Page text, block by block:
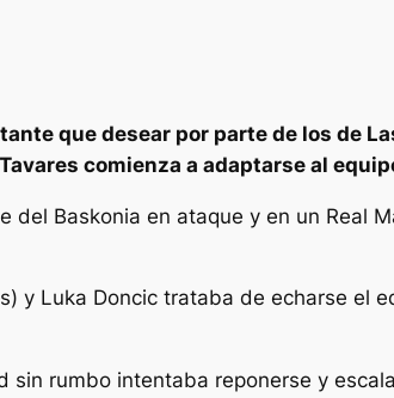
que desear por parte de los de
comienza a adaptarse al
del Baskonia en ataque y en un Real
y Luka Doncic trataba de echarse el
sin rumbo intentaba reponerse y